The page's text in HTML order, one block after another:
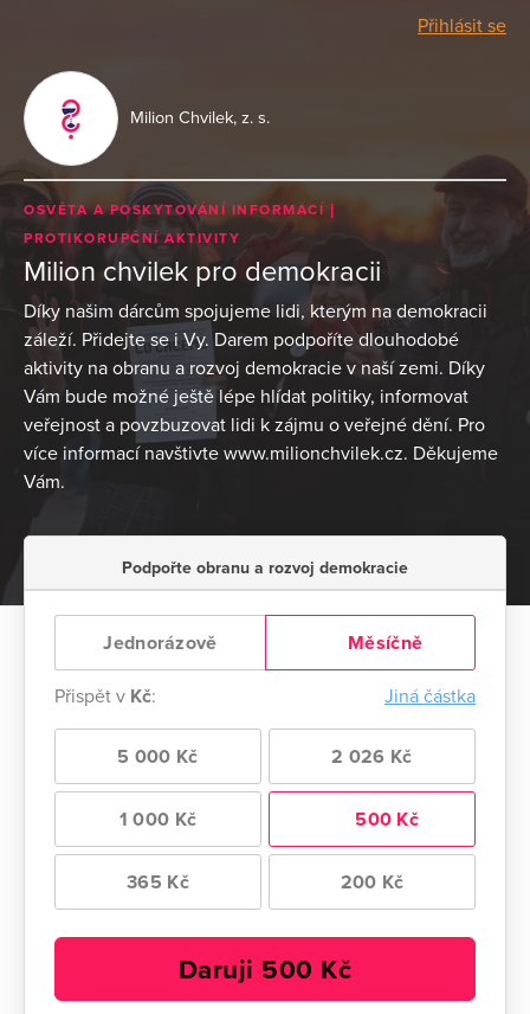
Přihlásit se
Milion Chvilek, z. s.
OSVĚTA A POSKYTOVÁNÍ INFORMACÍ
PROTIKORUPČNÍ AKTIVITY
Milion chvilek pro demokracii
Díky našim dárcům spojujeme lidi, kterým na demokracii
záleží. Přidejte se i Vy. Darem podpoříte dlouhodobé
aktivity na obranu a rozvoj demokracie v naší zemi. Díky
Vám bude možné ještě lépe hlídat politiky, informovat
veřejnost a povzbuzovat lidi k zájmu o veřejné dění. Pro
více informací navštivte www.milionchvilek.cz. Děkujeme
Vám.
Podpořte obranu a rozvoj demokracie
Jednorázově Měsíčně
Přispět v Kč: Jiná částka
5 000 Kč 2 026 Kč
1 000 Kč 500 Kč
365 Kč 200 Kč
Daruji 500 Kč